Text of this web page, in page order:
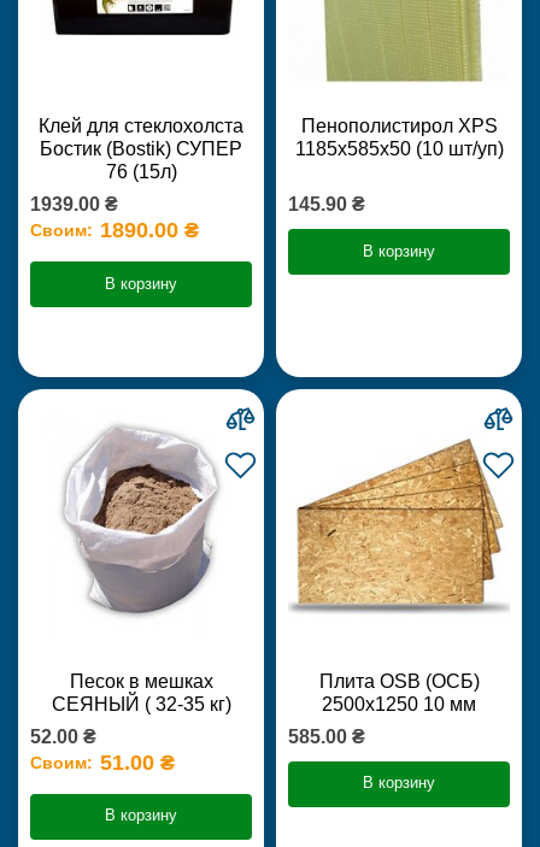
Клей для стеклохолста
Бостик (Bostik) СУПЕР
76 (15л)
1939.00 ₴
Своим: 1890.00 ₴
В корзину
Пенополистирол XPS
1185х585х50 (10 шт/уп)
145.90 ₴
В корзину
Песок в мешках
СЕЯНЫЙ ( 32-35 кг)
52.00 ₴
Своим: 51.00 ₴
В корзину
Плита OSB (ОСБ)
2500х1250 10 мм
585.00 ₴
В корзину